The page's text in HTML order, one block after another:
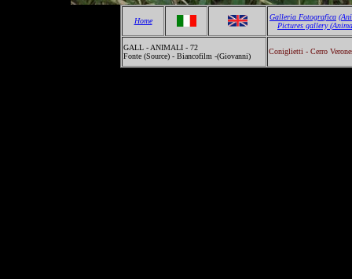
Home Galleria Fotografica
Pictures gallery
GALL - ANIMALI - 72
Fonte (Source) - Biancofilm -(Giovanni)
Coniglietti - Cerro